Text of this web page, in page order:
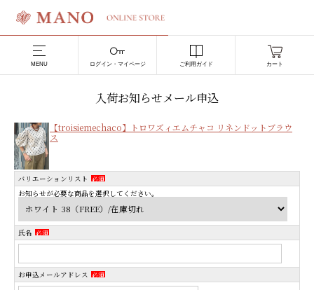
MENU ログイン・マイページ ご利用ガイド カート
入荷お知らせメール申込
【troisiemechaco】トロワズィエムチャコ リネンドットブラウ
ス
バリエーションリスト 必須
お知らせが必要な商品を選択してください。
氏名 必須
お申込メールアドレス 必須